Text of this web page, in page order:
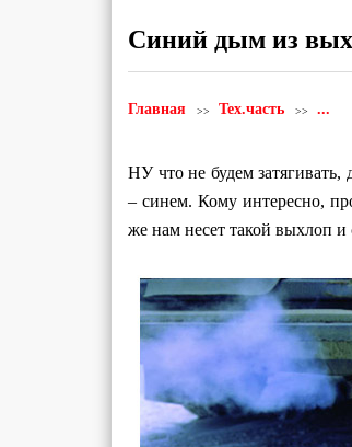
Синий дым из
Главная Тех.часть ...
НУ что не будем
– синем. Кому интересно,
же нам несет такой выхлоп и